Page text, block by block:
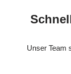
Unser Team